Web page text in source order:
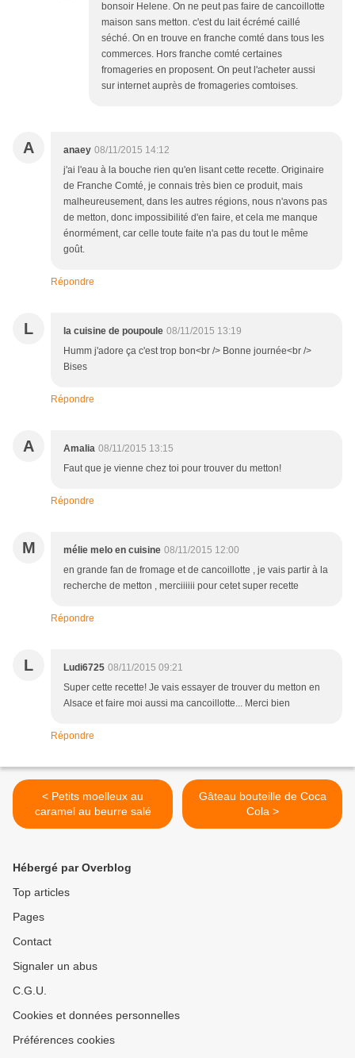
bonsoir Helene. On ne peut pas faire de cancoillotte
maison sans metton. c'est du lait écrémé caillé
séché. On en trouve en franche comté dans tous les
commerces. Hors franche comté certaines
fromageries en proposent. On peut l'acheter aussi
sur internet auprès de fromageries comtoises.
A anaey 08/11/2015 14:12
j'ai l'eau à la bouche rien qu'en lisant cette recette. Originaire
de Franche Comté, je connais très bien ce produit, mais
malheureusement, dans les autres régions, nous n'avons pas
de metton, donc impossibilité d'en faire, et cela me manque
énormément, car celle toute faite n'a pas du tout le même
goût.
Répondre
L la cuisine de poupoule 08/11/2015 13:19
Humm j'adore ça c'est trop bon<br /> Bonne journée<br />
Bises
Répondre
A Amalia 08/11/2015 13:15
Faut que je vienne chez toi pour trouver du metton!
Répondre
M mélie melo en cuisine 08/11/2015 12:00
en grande fan de fromage et de cancoillotte , je vais partir à la
recherche de metton , merciiiiii pour cetet super recette
Répondre
L Ludi6725 08/11/2015 09:21
Super cette recette! Je vais essayer de trouver du metton en
Alsace et faire moi aussi ma cancoillotte... Merci bien
Répondre
< Petits moelleux au
caramel au beurre salé
Gâteau bouteille de Coca
Cola >
Hébergé par Overblog
Top articles
Pages
Contact
Signaler un abus
C.G.U.
Cookies et données personnelles
Préférences cookies